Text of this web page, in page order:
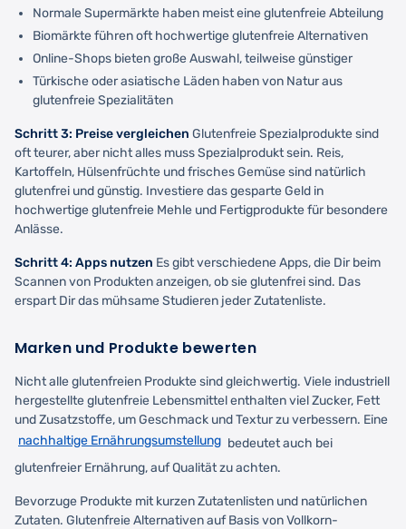
Normale Supermärkte haben meist eine glutenfreie Abteilung
Biomärkte führen oft hochwertige glutenfreie Alternativen
Online-Shops bieten große Auswahl, teilweise günstiger
Türkische oder asiatische Läden haben von Natur aus
glutenfreie Spezialitäten
Schritt 3: Preise vergleichen Glutenfreie Spezialprodukte sind
oft teurer, aber nicht alles muss Spezialprodukt sein. Reis,
Kartoffeln, Hülsenfrüchte und frisches Gemüse sind natürlich
glutenfrei und günstig. Investiere das gesparte Geld in
hochwertige glutenfreie Mehle und Fertigprodukte für besondere
Anlässe.
Schritt 4: Apps nutzen Es gibt verschiedene Apps, die Dir beim
Scannen von Produkten anzeigen, ob sie glutenfrei sind. Das
erspart Dir das mühsame Studieren jeder Zutatenliste.
Marken und Produkte bewerten
Nicht alle glutenfreien Produkte sind gleichwertig. Viele industriell
hergestellte glutenfreie Lebensmittel enthalten viel Zucker, Fett
und Zusatzstoffe, um Geschmack und Textur zu verbessern. Eine
nachhaltige Ernährungsumstellung bedeutet auch bei
glutenfreier Ernährung, auf Qualität zu achten.
Bevorzuge Produkte mit kurzen Zutatenlisten und natürlichen
Zutaten. Glutenfreie Alternativen auf Basis von Vollkorn-